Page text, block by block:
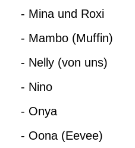
- Mina und Roxi
- Mambo (Muffin)
- Nelly (von uns)
- Nino
- Onya
- Oona (Eevee)